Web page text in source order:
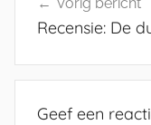
navigatie
Recensie: De
Geef een